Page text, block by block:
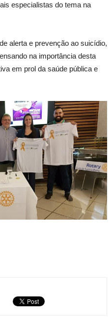
especialistas do tema na
alerta e prevenção ao suicídio,
na importância desta
em prol da saúde pública e